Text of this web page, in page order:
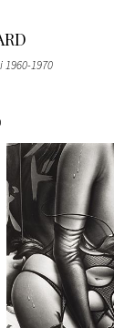
1960-1970